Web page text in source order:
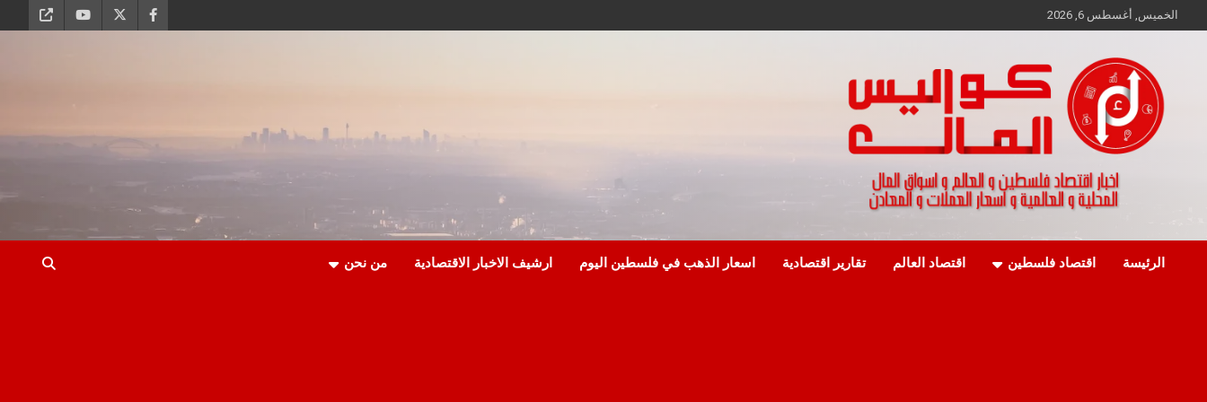
to
الخميس, أغسطس 6, 2026
كواليس المال
الرئيسة اقتصاد فلسطين اقتصاد العالم تقارير اقتصادية اسعار الذهب في فلسطين اليوم ارشيف الاخبار الاقتصادية من نحن